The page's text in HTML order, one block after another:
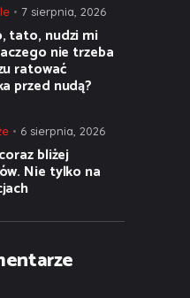
7 sierpnia, 2026
tato, nudzi mi
nie trzeba
ratować
przed nudą?
6 sierpnia, 2026
bliżej
Nie tylko na